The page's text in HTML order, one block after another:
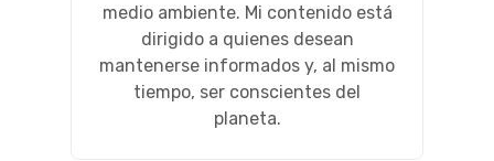
medio ambiente. Mi contenido está
dirigido a quienes desean
mantenerse informados y, al mismo
tiempo, ser conscientes del
planeta.